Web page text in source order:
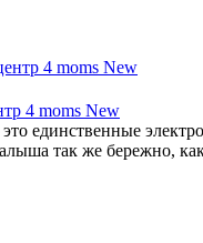
4 moms New
единственные
так же бережно,